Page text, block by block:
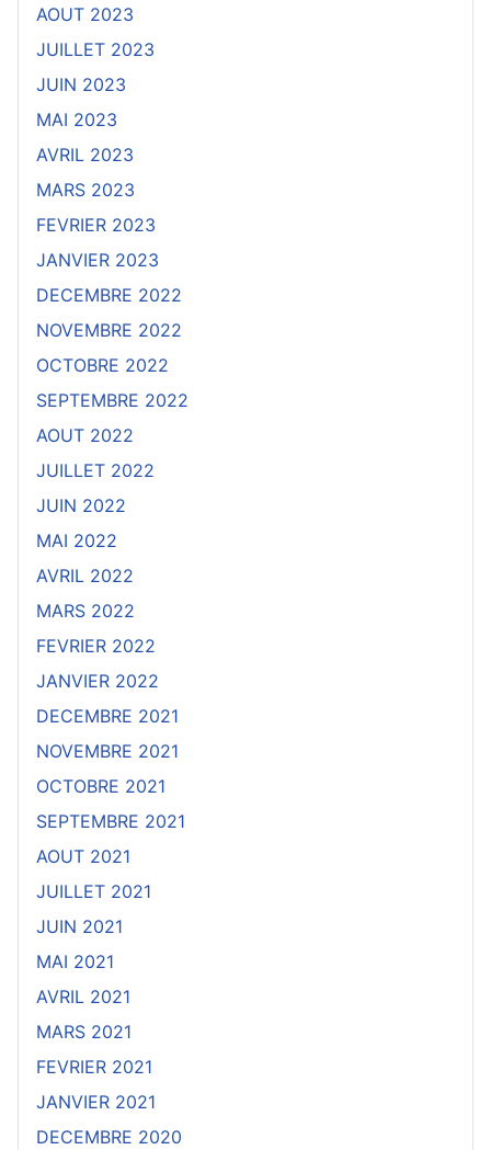
AOUT 2023
JUILLET 2023
JUIN 2023
MAI 2023
AVRIL 2023
MARS 2023
FEVRIER 2023
JANVIER 2023
DECEMBRE 2022
NOVEMBRE 2022
OCTOBRE 2022
SEPTEMBRE 2022
AOUT 2022
JUILLET 2022
JUIN 2022
MAI 2022
AVRIL 2022
MARS 2022
FEVRIER 2022
JANVIER 2022
DECEMBRE 2021
NOVEMBRE 2021
OCTOBRE 2021
SEPTEMBRE 2021
AOUT 2021
JUILLET 2021
JUIN 2021
MAI 2021
AVRIL 2021
MARS 2021
FEVRIER 2021
JANVIER 2021
DECEMBRE 2020